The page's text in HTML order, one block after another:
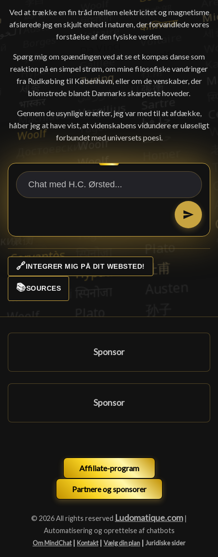
Ved at trække en fin tråd mellem elektricitet og magnetisme
afslørede jeg en skjult enhed i naturen, der forvandlede vores
forståelse af den fysiske verden.
Spørg mig om spændingen ved at se et kompas danse som
reaktion på en simpel strøm, om mine filosofiske vandringer
fra Rudkøbing til København, eller om de venskaber, der
blomstrede blandt Danmarks skarpeste hoveder.
Gennem de usynlige kræfter, jeg var med til at afdække,
håber jeg at have vist, at videnskabens vidundere er uløseligt
forbundet med universets poesi.
🔗INTEGRER MIG PÅ DIT WEBSTED!
📚SOURCES
Sponsor
Sponsor
Affiliate-program
Partnere og sponsorer
© 2026 All rights reserved Ludomatique.com |
Automatisering og oprettelse af chatbots
Om MindChat | Kontakt | Vælg din plan | Juridiske sider